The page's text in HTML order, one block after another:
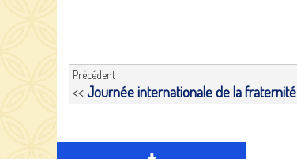
Précédent
<<Journée internationale de la fraternité